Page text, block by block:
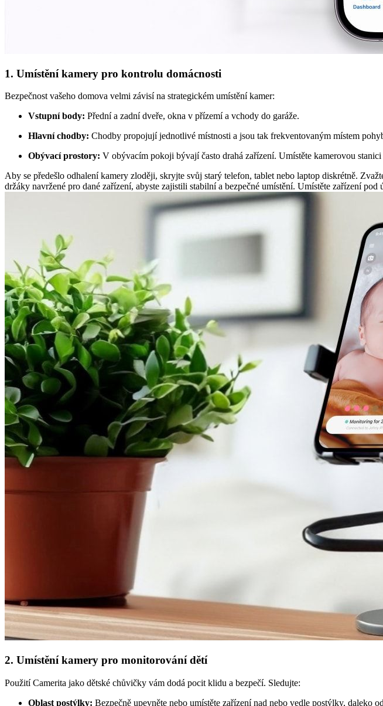
1. Umístění kamery pro kontrolu domácnosti
Bezpečnost vašeho domova velmi závisí na strategickém umístění kamer:
Vstupní body: Přední a zadní dveře, okna v přízemí a vchody do garáže.
Hlavní chodby: Chodby propojují jednotlivé místnosti a jsou tak frekventovaným místem
Obývací prostory: V obývacím pokoji bývají často drahá zařízení. Umístěte kamerovou
Aby se předešlo odhalení kamery zloději, skryjte svůj starý telefon, tablet nebo laptop diskrétně.
držáky navržené pro dané zařízení, abyste zajistili stabilní a bezpečné umístění. Umístěte zařízení
2. Umístění kamery pro monitorování dětí
Použití Camerita jako dětské chůvičky vám dodá pocit klidu a bezpečí. Sledujte:
Oblast postýlky: Bezpečně upevněte nebo umístěte zařízení nad nebo vedle postýlky, daleko